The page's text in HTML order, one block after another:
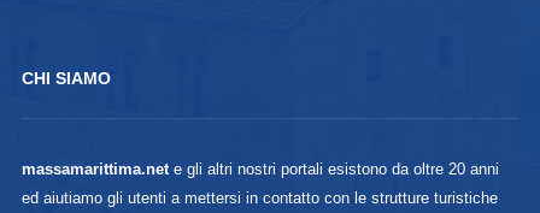
CHI SIAMO
massamarittima.nete gli altri nostri portali esistono da oltre 20 anni
ed aiutiamo gli utenti a mettersi in contatto con le strutture turistiche